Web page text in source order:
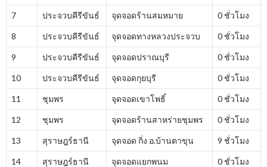
7 ประจวบคีรีขันธ์ จุดจอดร้านสมหมาย 0 ชั่วโมง
8 ประจวบคีรีขันธ์ จุดจอดทางหลวงประจวบ 0 ชั่วโมง
9 ประจวบคีรีขันธ์ จุดจอดปราณบุรี 0 ชั่วโมง
10 ประจวบคีรีขันธ์ จุดจอดกุยบุรี 0 ชั่วโมง
11 ชุมพร จุดจอดเขาโพธิ์ 0 ชั่วโมง
12 ชุมพร จุดจอดร้านสาหร่ายชุมพร 0 ชั่วโมง
13 สุราษฎร์ธานี จุดจอด กิ่ง อ.บ้านตาขุน 9 ชั่วโมง
14 สุราษฎร์ธานี จุดจอดแยกพนม 0 ชั่วโมง